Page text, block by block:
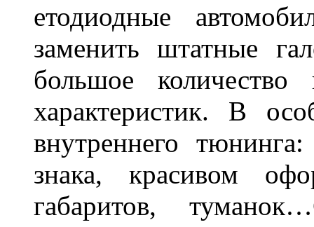
етодиодные
заменить штатные
большое
характеристик. В
внутреннего
знака, красивом
габаритов,